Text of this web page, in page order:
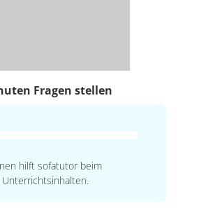
Fragen stellen
hilft sofatutor beim